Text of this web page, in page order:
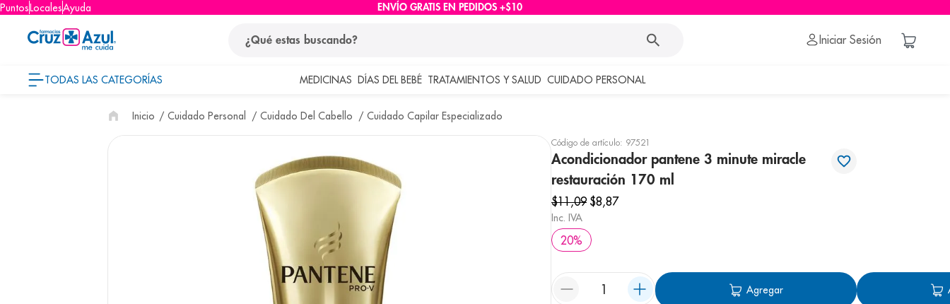
PuntosLocalesAyuda ENVÍO GRATIS EN PEDIDOS +$10
Iniciar Sesión
TODAS LAS CATEGORÍAS MEDICINAS DÍAS DEL BEBÉ TRATAMIENTOS Y SALUD CUIDADO PERSONAL
Cuidado Personal Cuidado Del Cabello Cuidado Capilar Especializado
Código de artículo: 97521
Acondicionador pantene 3 minute miracle
restauración 170 ml
$11,09 $8,87
Inc. IVA
20%
Agregar
términos más buscados
. protector solar
. eucerin
4.
. nivea
bioderma
shampoo
desodorante